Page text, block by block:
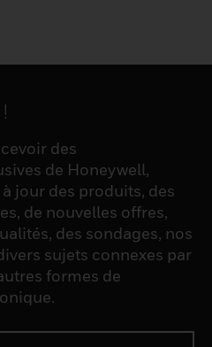
des
de Honeywell,
jour des produits, des
de nouvelles offres,
des sondages, nos
sujets connexes par
formes de